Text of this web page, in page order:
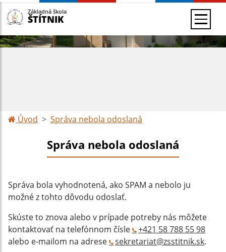
Základná škola
ŠTÍTNIK
Úvod Správa nebola odoslaná
Správa nebola odoslaná
Správa bola vyhodnotená, ako SPAM a nebolo ju
možné z tohto dôvodu odoslať.
Skúste to znova alebo v prípade potreby nás môžete
kontaktovať na telefónnom čísle
+421 58 788 55 98
alebo e-mailom na adrese
sekretariat@zsstitnik.sk.